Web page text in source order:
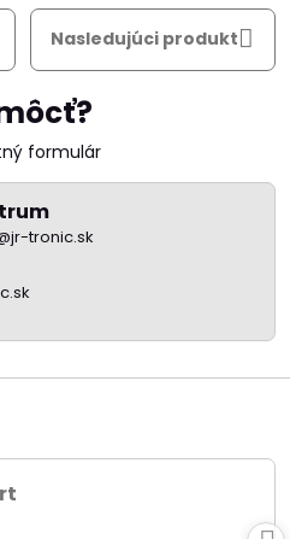
Nasledujúci produkt
formulár
tronic.sk